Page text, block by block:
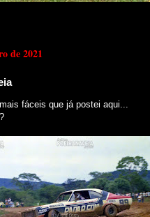
de 2021
fáceis que já postei aqui...